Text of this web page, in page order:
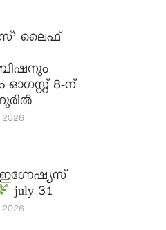
ലൈഫ്
ഓഗസ്റ്റ് 8-ന്
2026
july 31
2026